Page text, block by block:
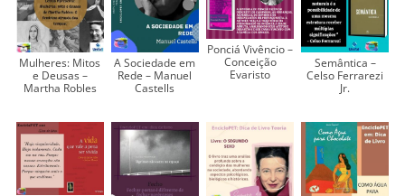
Mulheres: Mitos
e Deusas –
Martha Robles
A Sociedade em
Rede – Manuel
Castells
Ponciá Vivêncio –
Conceição
Evaristo
Semântica –
Celso Ferrarezi
Jr.